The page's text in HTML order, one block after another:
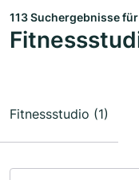
113 Suchergebnisse für
Fitnessstudio (1)